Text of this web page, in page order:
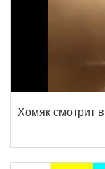
Хомяк смотрит